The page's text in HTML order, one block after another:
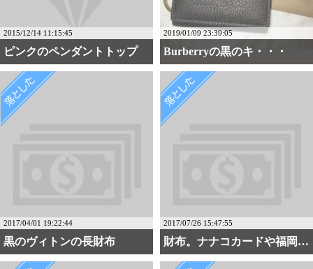
2015/12/14 11:15:45
ピンクのペンダントトップ
2019/01/09 23:39:05
Burberryの黒のキ・・・
2017/04/01 19:22:44
黒のヴィトンの長財布
2017/07/26 15:47:55
財布。ナナコカードや福岡・・・